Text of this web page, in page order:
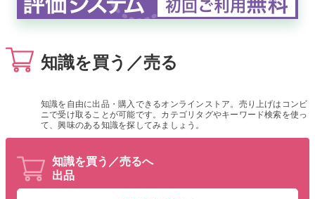
無料でアンケート
匿名360°評価
ちょこっと相談とは？
新規会員登録
ログイン
知識を買う／売る
知識を自由に出品・購入できるオンラインストア。売り上げはコンビ
ニで受け取ることが可能です。カテゴリタグやキーワード検索を使っ
て、興味のある知識を探してみましょう。
知識を買う／売るへ
出品